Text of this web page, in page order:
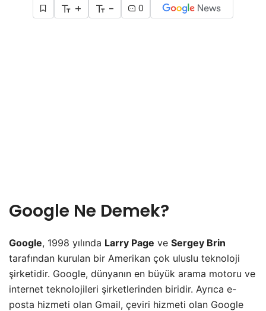
+ - 0
Google Ne Demek?
Google, 1998 yılında Larry Page ve Sergey Brin
tarafından kurulan bir Amerikan çok uluslu teknoloji
şirketidir. Google, dünyanın en büyük arama motoru ve
internet teknolojileri şirketlerinden biridir. Ayrıca e-
posta hizmeti olan Gmail, çeviri hizmeti olan Google